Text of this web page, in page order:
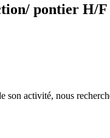
pontier H/F
son activité, nous